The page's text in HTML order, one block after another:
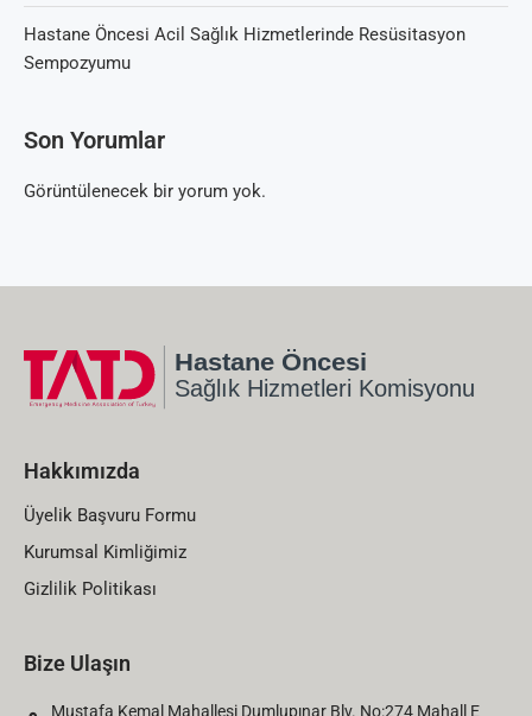
Hastane Öncesi Acil Sağlık Hizmetlerinde Resüsitasyon
Sempozyumu
Son Yorumlar
Görüntülenecek bir yorum yok.
Hakkımızda
Üyelik Başvuru Formu
Kurumsal Kimliğimiz
Gizlilik Politikası
Bize Ulaşın
Mustafa Kemal Mahallesi Dumlupınar Blv. No:274 Mahall E